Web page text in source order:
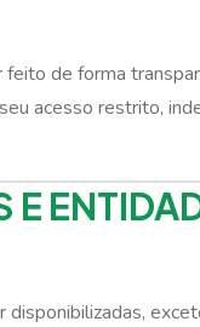
de forma
acesso restrito,